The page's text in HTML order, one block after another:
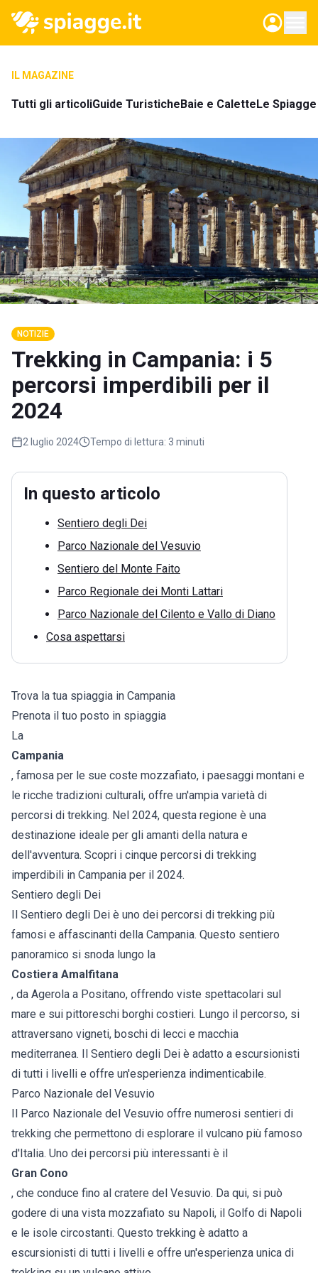
IL MAGAZINE
Tutti gli articoliGuide TuristicheBaie e CaletteLe
NOTIZIE
Trekking in Campania: i 5
percorsi imperdibili per il
2024
2 luglio 2024 Tempo di lettura: 3 minuti
In questo articolo
Sentiero degli Dei
Parco Nazionale del Vesuvio
Sentiero del Monte Faito
Parco Regionale dei Monti Lattari
Parco Nazionale del Cilento e Vallo di Diano
Cosa aspettarsi
Trova la tua spiaggia in Campania
Prenota il tuo posto in spiaggia
La
Campania
, famosa per le sue coste mozzafiato, i paesaggi montani e
le ricche tradizioni culturali, offre un'ampia varietà di
percorsi di trekking. Nel 2024, questa regione è una
destinazione ideale per gli amanti della natura e
dell'avventura. Scopri i cinque percorsi di trekking
imperdibili in Campania per il 2024.
Sentiero degli Dei
Il Sentiero degli Dei è uno dei percorsi di trekking più
famosi e affascinanti della Campania. Questo sentiero
panoramico si snoda lungo la
Costiera Amalfitana
, da Agerola a Positano, offrendo viste spettacolari sul
mare e sui pittoreschi borghi costieri. Lungo il percorso, si
attraversano vigneti, boschi di lecci e macchia
mediterranea. Il Sentiero degli Dei è adatto a escursionisti
di tutti i livelli e offre un'esperienza indimenticabile.
Parco Nazionale del Vesuvio
Il Parco Nazionale del Vesuvio offre numerosi sentieri di
trekking che permettono di esplorare il vulcano più famoso
d'Italia. Uno dei percorsi più interessanti è il
Gran Cono
, che conduce fino al cratere del Vesuvio. Da qui, si può
godere di una vista mozzafiato su Napoli, il Golfo di Napoli
e le isole circostanti. Questo trekking è adatto a
escursionisti di tutti i livelli e offre un'esperienza unica di